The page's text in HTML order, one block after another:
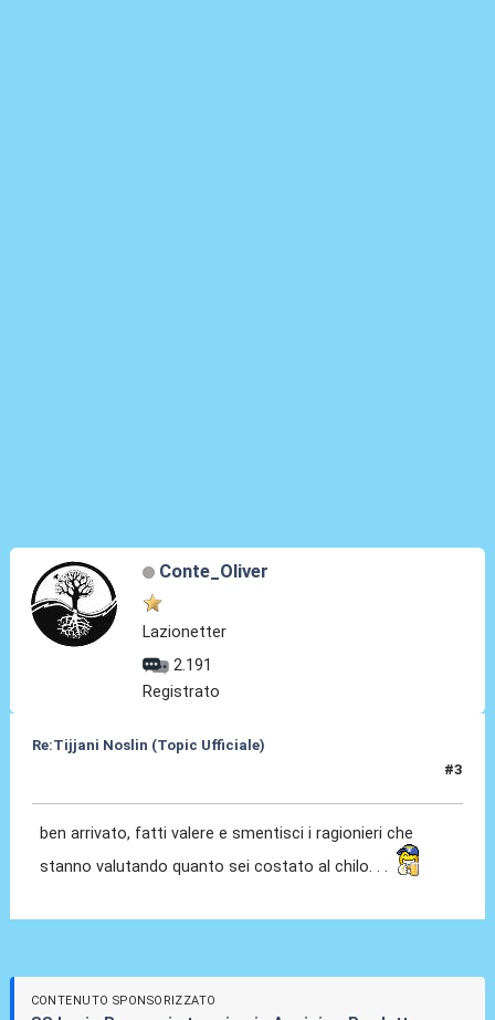
Conte_Oliver
Lazionetter
2.191
Registrato
Re:Tijjani Noslin (Topic Ufficiale)
#3
ben arrivato, fatti valere e smentisci i ragionieri che
stanno valutando quanto sei costato al chilo. . .
CONTENUTO SPONSORIZZATO